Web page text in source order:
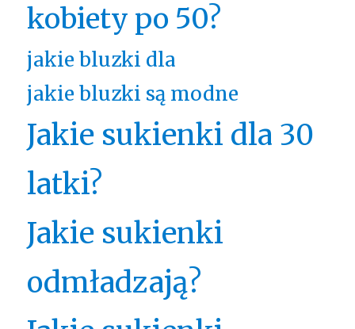
kobiety po 50?
jakie bluzki dla
jakie bluzki są modne
Jakie sukienki dla 30
latki?
Jakie sukienki
odmładzają?